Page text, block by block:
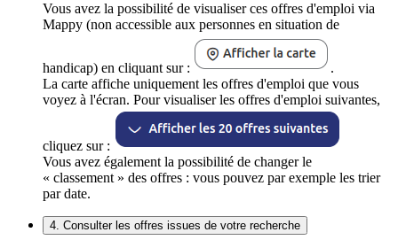
Vous avez la possibilité de visualiser ces offres d'emploi via
Mappy (non accessible aux personnes en situation de
handicap) en cliquant sur :
.
La carte affiche uniquement les offres d'emploi que vous
voyez à l'écran. Pour visualiser les offres d'emploi suivantes,
cliquez sur :
Vous avez également la possibilité de changer le
« classement » des offres : vous pouvez par exemple les trier
par date.
4. Consulter les offres issues de votre recherche